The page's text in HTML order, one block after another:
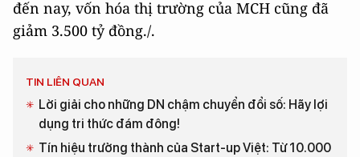
đến nay, vốn hóa thị trường của MCH cũng đã
giảm 3.500 tỷ đồng./.
TIN LIÊN QUAN
Lời giải cho những DN chậm chuyển đổi số: Hãy lợi
dụng tri thức đám đông!
Tín hiệu trưởng thành của Start-up Việt: Từ 10.000